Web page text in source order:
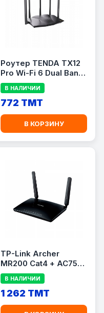
Роутер TENDA TX12
Pro Wi-Fi 6 Dual Band
Gigabit (AX3000)
В НАЛИЧИИ
772 TMT
В КОРЗИНУ
TP-Link Archer
MR200 Cat4 + AC750
Мбит/с
двухдиапазонный 4G
LTE WLAN-
маршрутизатор
В НАЛИЧИИ
1 262 TMT